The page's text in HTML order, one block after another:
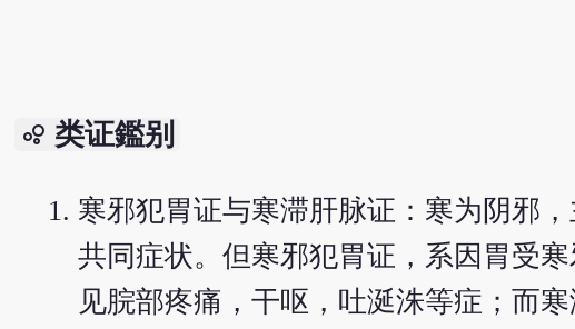
bubble_chart 类证鑑别
寒邪犯胃证与寒滞肝脉证：寒为阴邪
共同症状。但寒邪犯胃证，系因胃受
见脘部疼痛，干呕，吐涎洙等症；而